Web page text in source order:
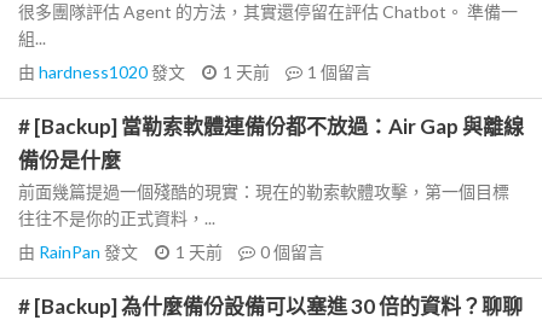
很多團隊評估 Agent 的方法，其實還停留在評估 Chatbot。 準備一
組...
由 hardness1020發文 1 天前 1 個留言
# [Backup] 當勒索軟體連備份都不放過：Air Gap 與離線
備份是什麼
前面幾篇提過一個殘酷的現實：現在的勒索軟體攻擊，第一個目標
往往不是你的正式資料，...
由 RainPan 發文 1 天前 0個留言
# [Backup] 為什麼備份設備可以塞進 30 倍的資料？聊聊